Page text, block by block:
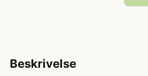
Beskrivelse